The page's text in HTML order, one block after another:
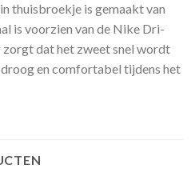
thuisbroekje is gemaakt van
is voorzien van de Nike Dri-
dat het zweet snel wordt
en comfortabel tijdens het